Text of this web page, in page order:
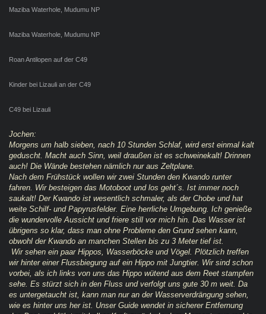
Maziba Waterhole, Mudumu NP
Maziba Waterhole, Mudumu NP
Roan Antilopen auf der C49
Kinder bei Lizauli an der C49
C49 bei Lizauli
Jochen:
Morgens um halb sieben, nach 10 Stunden Schlaf, wird erst einmal kalt
geduscht. Macht auch Sinn, weil draußen ist es schweinekalt! Drinnen
auch! Die Wände bestehen nämlich nur aus Zeltplane.
Nach dem Frühstück wollen wir zwei Stunden den Kwando runter
fahren. Wir besteigen das Motoboot und los geht´s. Ist immer noch
saukalt! Der Kwando ist wesentlich schmaler, als der Chobe und hat
weite Schilf- und Papyrusfelder. Eine herrliche Umgebung. Ich genieße
die wundervolle Aussicht und friere still vor mich hin. Das Wasser ist
übrigens so klar, dass man ohne Probleme den Grund sehen kann,
obwohl der Kwando an manchen Stellen bis zu 3 Meter tief ist.
Wir sehen ein paar Hippos, Wasserböcke und Vögel. Plötzlich treffen
wir hinter einer Flussbiegung auf ein Hippo mit Jungtier. Wir sind schon
vorbei, als ich links von uns das Hippo wütend aus dem Reet stampfen
sehe. Es stürzt sich in den Fluss und verfolgt uns gute 30 m weit. Da
es untergetaucht ist, kann man nur an der Wasserverdrängung sehen,
wie es hinter uns her ist. Unser Guide wendet in sicherer Entfernung